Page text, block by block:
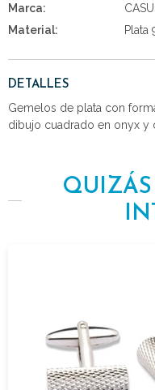
Marca:
Material:
Plata
DETALLES
Gemelos de plata con
dibujo cuadrado en onyx y